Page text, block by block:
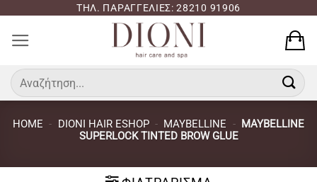
περιεχόμενο
ΤΗΛ. ΠΑΡΑΓΓΕΛΙΕΣ: 28210 91906
Αναζήτηση
για:
HOME - DIONI HAIR ESHOP - MAYBELLINE - MAYBELLINE
SUPERLOCK TINTED BROW GLUE